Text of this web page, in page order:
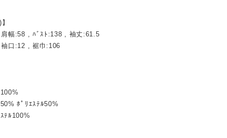
幅:58 , ﾊﾞｽﾄ:138 , 袖丈:61.5
口:12 , 裾巾:106
ﾎﾟﾘｴｽﾃﾙ50%
ﾃﾙ100%